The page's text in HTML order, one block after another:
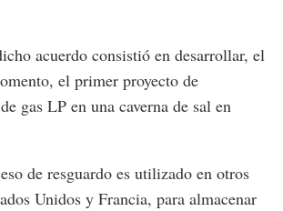
acuerdo consistió en desarrollar, el
el primer proyecto de
gas LP en una caverna de sal en
de resguardo es utilizado en otros
Unidos y Francia, para almacenar